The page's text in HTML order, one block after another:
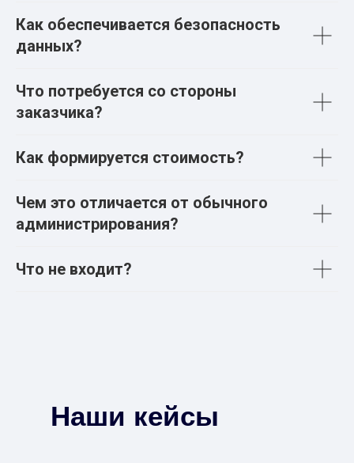
Как обеспечивается безопасность
данных?
Что потребуется со стороны
заказчика?
Как формируется стоимость?
Чем это отличается от обычного
администрирования?
Что не входит?
Наши кейсы